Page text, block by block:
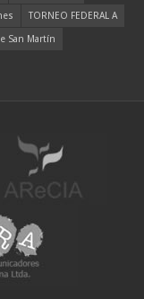
TORNEO FEDERAL A
San Martín